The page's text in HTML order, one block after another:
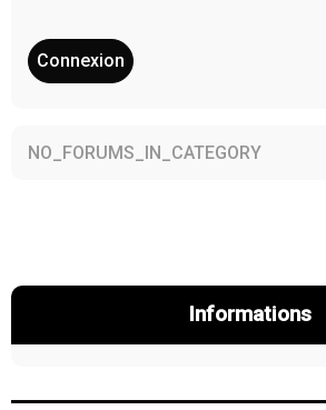
NO_FORUMS_IN_CATEGORY
Informations